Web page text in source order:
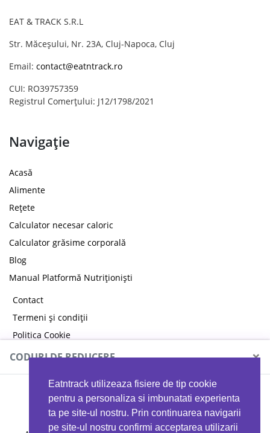
Eatntrack utilizeaza fisiere de tip cookie
pentru a personaliza si imbunatati experienta
ta pe site-ul nostru. Prin continuarea navigarii
pe site-ul nostru confirmi acceptarea utilizarii
EAT & TRACK S.R.L
Str. Măceșului, Nr. 23A, Cluj-Napoca, Cluj
Email: contact@eatntrack.ro
CUI: RO39757359
Registrul Comerțului: J12/1798/2021
Navigație
Acasă
Alimente
Rețete
Calculator necesar caloric
Calculator grăsime corporală
Blog
Manual Platformă Nutriționiști
Contact
Termeni și condiții
Politica Cookie
Politica de confidențialitate
CODURI DE REDUCERE ×
MYPROTEIN